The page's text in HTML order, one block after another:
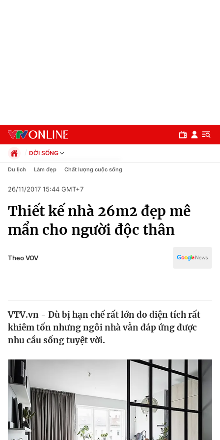
Chuyên mục
Chính trị
Thế giới
Tin tức
Thế giới đó đây
Câu chuyện quốc tế
Kinh tế
Tài chính
Thị trường
Góc doanh nghiệp
Dữ liệu và đời sống
Truyền hình
ĐỜI SỐNG
Chính trị
Pháp luật
Kinh tế
Thể thao
Truyền hình
Y tế
Du lịch Làm đẹp Chất lượng cuộc sống
26/11/2017 15:44 GMT+7
Thiết kế nhà 26m2 đẹp mê
mẩn cho người độc thân
Theo VOV
VTV.vn - Dù bị hạn chế rất lớn do diện tích rất
khiêm tốn nhưng ngôi nhà vẫn đáp ứng được
nhu cầu sống tuyệt vời.